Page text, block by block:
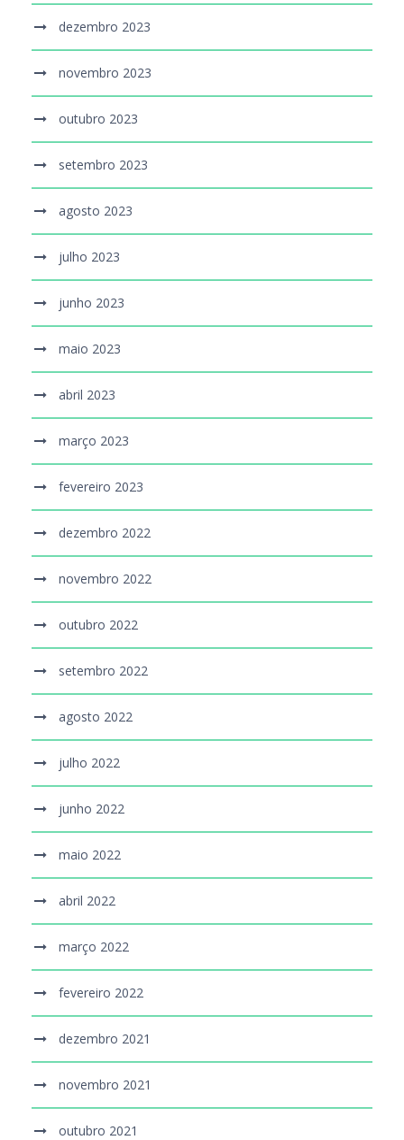
dezembro 2023
novembro 2023
outubro 2023
setembro 2023
agosto 2023
julho 2023
junho 2023
maio 2023
abril 2023
março 2023
fevereiro 2023
dezembro 2022
novembro 2022
outubro 2022
setembro 2022
agosto 2022
julho 2022
junho 2022
maio 2022
abril 2022
março 2022
fevereiro 2022
dezembro 2021
novembro 2021
outubro 2021